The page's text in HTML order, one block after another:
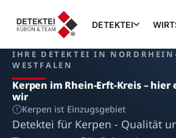
DETEKTEI
IHRE DETEKTEI IN
WESTFALEN
Kerpen im Rhein-Erft-Kreis –
wir
Kerpen ist Einzugsgebiet
Detektei für Kerpen - Qualität